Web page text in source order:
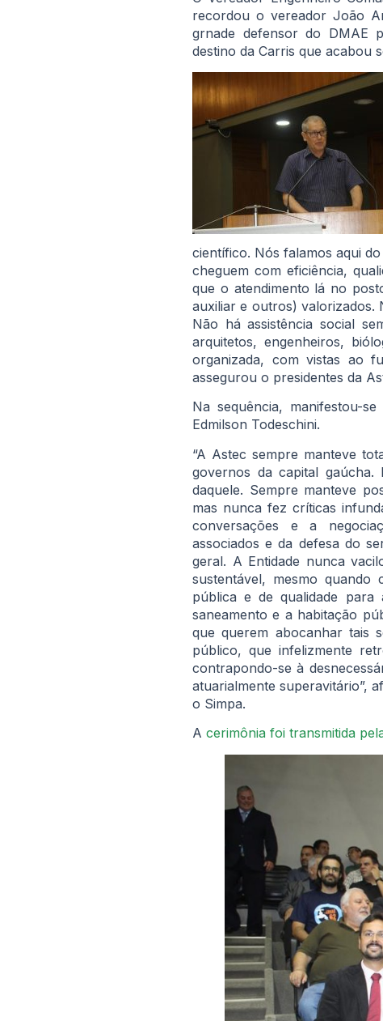
recordou o vereador João
grnade defensor do DMAE
destino da Carris que acabou
científico. Nós falamos aqui
cheguem com eficiência,
que o atendimento lá no
auxiliar e outros) valorizados.
Não há assistência social
arquitetos, engenheiros,
organizada, com vistas ao
assegurou o presidentes da
Na sequência, manifestou-
Edmilson Todeschini.
“A Astec sempre manteve
governos da capital
daquele. Sempre manteve
mas nunca fez críticas
conversações e a
associados e da defesa do
geral. A Entidade nunca
sustentável, mesmo quando
pública e de qualidade
saneamento e a habitação
que querem abocanhar tais
público, que infelizmente
contrapondo-se à
atuarialmente superavitário”,
o Simpa.
A cerimônia foi transmitida